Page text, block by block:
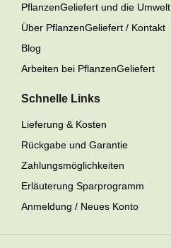
PflanzenGeliefert und die Umwelt
Über PflanzenGeliefert / Kontakt
Blog
Arbeiten bei PflanzenGeliefert
Schnelle Links
Lieferung & Kosten
Rückgabe und Garantie
Zahlungsmöglichkeiten
Erläuterung Sparprogramm
Anmeldung / Neues Konto